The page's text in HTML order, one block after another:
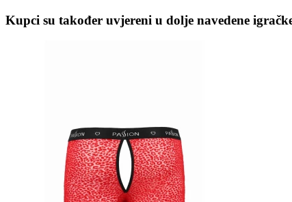
Kupci su također uvjereni u dolje navedene